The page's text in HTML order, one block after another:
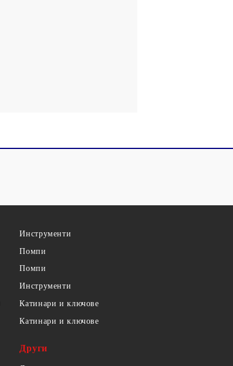
Инструменти
Помпи
Помпи
Инструменти
Катинари и ключове
Катинари и ключове
Други